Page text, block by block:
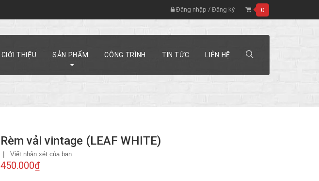
Đăng nhập / Đăng ký 0
GIỚI THIỆU SẢN PHẨM CÔNG TRÌNH TIN TỨC LIÊN HỆ
Rèm vải vintage (LEAF WHITE)
Viết nhận xét của bạn
450.000₫